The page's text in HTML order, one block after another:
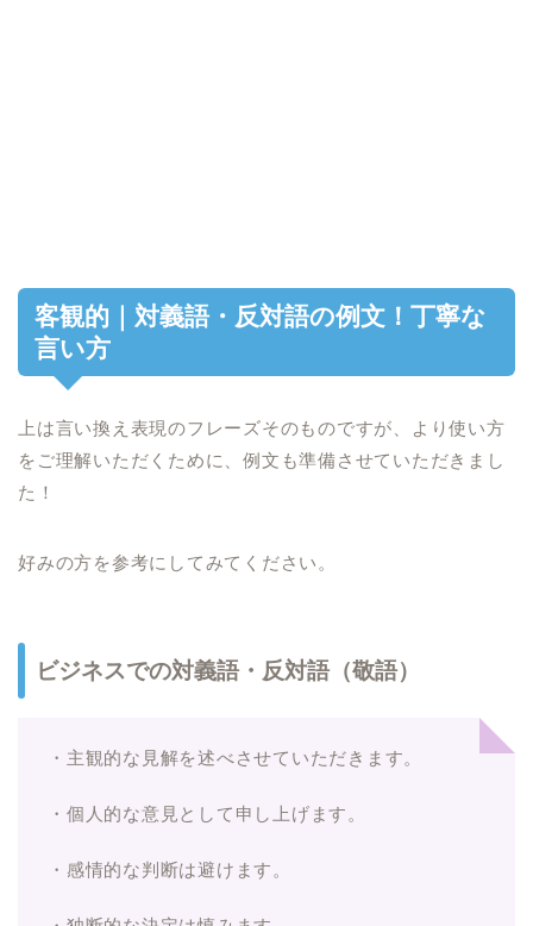
客観的｜対義語・反対語の例文！丁寧な
言い方
上は言い換え表現のフレーズそのものですが、より使い方
をご理解いただくために、例文も準備させていただきまし
た！
好みの方を参考にしてみてください。
ビジネスでの対義語・反対語（敬語）
・主観的な見解を述べさせていただきます。
・個人的な意見として申し上げます。
・感情的な判断は避けます。